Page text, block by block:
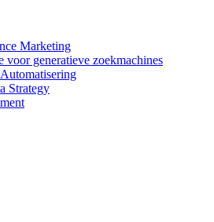
Marketing
voor generatieve zoekmachines
Strategy